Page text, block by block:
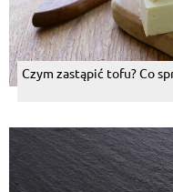
Czym zastąpić tofu? Co